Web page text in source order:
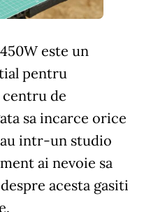
este un
pentru
de
sa incarce orice
intr-un studio
ai nevoie sa
acesta gasiti